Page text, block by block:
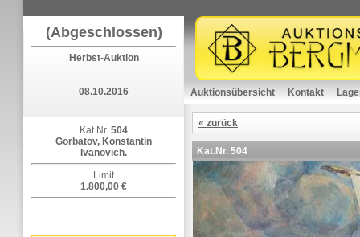
(Abgeschlossen)
Herbst-Auktion
08.10.2016
Kat.Nr. 504
Gorbatov, Konstantin
Ivanovich.
Limit
1.800,00 €
Auktionsübersicht Kontakt
« zurück
Kat.Nr. 504